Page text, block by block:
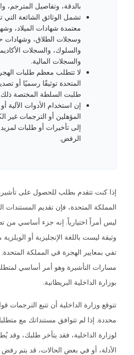
بالدقة، وتفاصيل المترجم،
تشمل الوثائق الشائعة التي
معتمدة شهادات الميلاد،
وسجلات الطلاق، وشهادات
والسلوك، والسجلات
والسجلات المالية.
لا تتطلب معظم طلبات
المتحدة توثيقًا رسميًا أو
طلبت السلطة المختصة ذلك
إن استخدام الأدوات الآلية
المؤهلين أو الترجمات غير
إلى تأخيرات أو طلبات لمزيد
الرفض.
إذا كنت تتقدم بطلب للحصول على
المملكة المتحدة، فإن تقديم
ليس أمراً اختيارياً. إنه جزء أساسي من
وثيقة ليست باللغة الإنجليزية أو
تفي بمعايير الهجرة في المملكة
مسارات التأشيرة وهو أمر أساسي
بوزارة الداخلية البريطانية.
تتوقع وزارة الداخلية أن تتبع الترجمات
محددة. إذا لم تتوافق مستنداتك مع
لوزارة الداخلية، فقد يتأخر طلبك، وقد
الأدلة، أو في بعض الحالات، قد يتم